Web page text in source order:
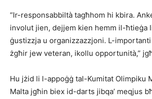
“Ir-responsabbiltà tagħhom hi kbira.
involut jien, dejjem kien hemm il-ħtieġa
ġustizzja u organizzazzjoni. L-
żgħir jew veteran, ikollu opportunità,”
Hu jżid li l-appoġġ tal-Kumitat Olimpiku
Malta jgħin biex id-darts jibqa’ meqjus